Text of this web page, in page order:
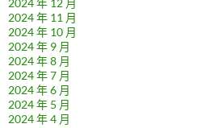
2024 年 12 月
2024 年 11 月
2024 年 10 月
2024 年 9 月
2024 年 8 月
2024 年 7 月
2024 年 6 月
2024 年 5 月
2024 年 4 月